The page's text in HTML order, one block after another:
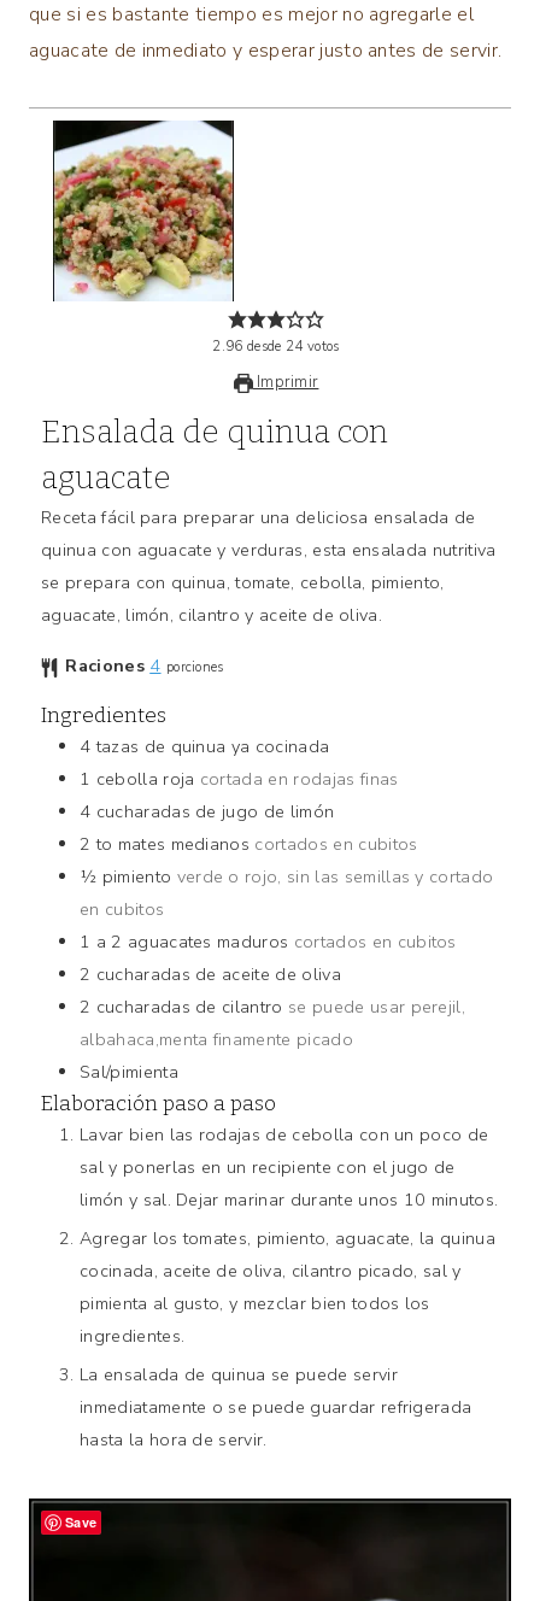
que si es bastante tiempo es mejor no agregarle el
aguacate de inmediato y esperar justo antes de servir.
2.96 desde 24 votos
Imprimir
Ensalada de quinua con
aguacate
Receta fácil para preparar una deliciosa ensalada de
quinua con aguacate y verduras, esta ensalada nutritiva
se prepara con quinua, tomate, cebolla, pimiento,
aguacate, limón, cilantro y aceite de oliva.
Raciones 4 porciones
Ingredientes
4 tazas de quinua ya cocinada
1 cebolla roja cortada en rodajas finas
4 cucharadas de jugo de limón
2 to mates medianos cortados en cubitos
½ pimiento verde o rojo, sin las semillas y cortado
en cubitos
1 a 2 aguacates maduros cortados en cubitos
2 cucharadas de aceite de oliva
2 cucharadas de cilantro se puede usar perejil,
albahaca,menta finamente picado
Sal/pimienta
Elaboración paso a paso
Lavar bien las rodajas de cebolla con un poco de
sal y ponerlas en un recipiente con el jugo de
limón y sal. Dejar marinar durante unos 10 minutos.
Agregar los tomates, pimiento, aguacate, la quinua
cocinada, aceite de oliva, cilantro picado, sal y
pimienta al gusto, y mezclar bien todos los
ingredientes.
La ensalada de quinua se puede servir
inmediatamente o se puede guardar refrigerada
hasta la hora de servir.
Save